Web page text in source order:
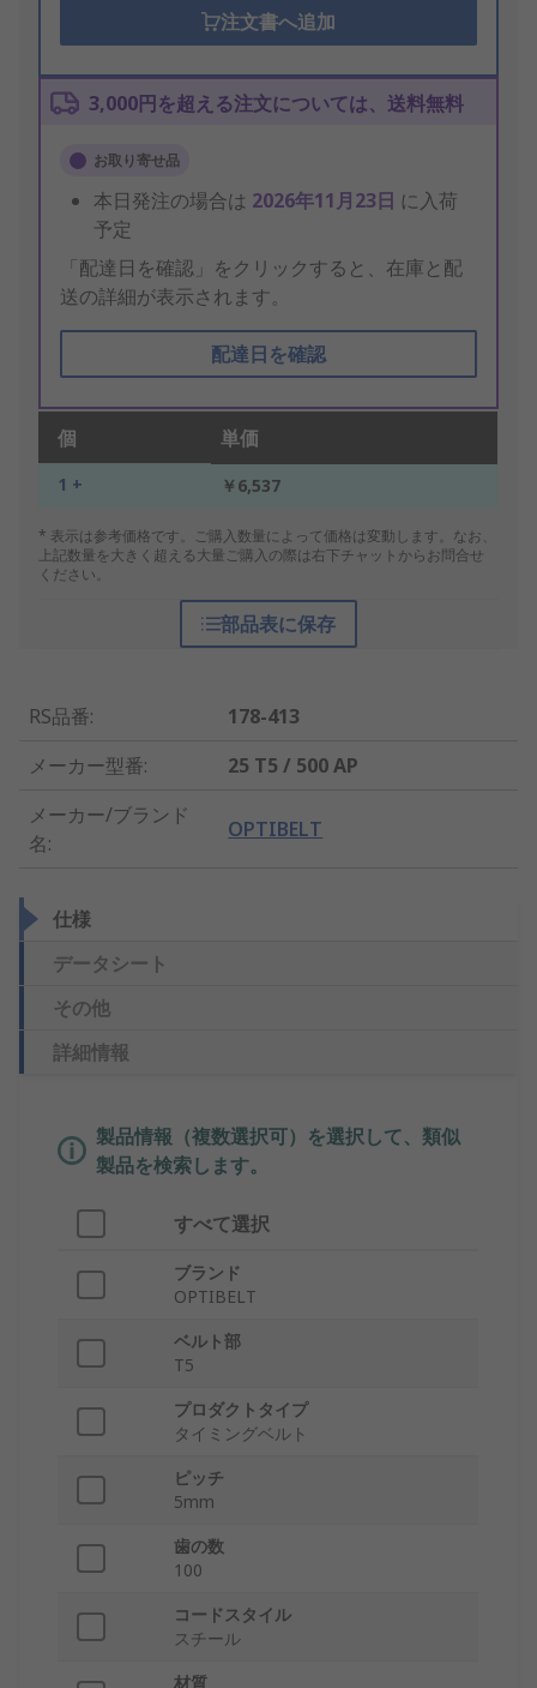
注文書へ追加
3,000円を超える注文については、送料無料
お取り寄せ品
本日発注の場合は 2026年11月23日 に入荷
予定
「配達日を確認」をクリックすると、在庫と配
送の詳細が表示されます。
配達日を確認
個 単価
1 + ￥6,537
* 表示は参考価格です。ご購入数量によって価格は変動します。なお、
上記数量を大きく超える大量ご購入の際は右下チャットからお問合せ
ください。
部品表に保存
RS品番:
178-413
メーカー型番:
25 T5 / 500 AP
メーカー/ブランド
名:
OPTIBELT
仕様
データシート
その他
詳細情報
製品情報（複数選択可）を選択して、類似
製品を検索します。
すべて選択
ブランド
OPTIBELT
ベルト部
T5
プロダクトタイプ
タイミングベルト
ピッチ
5mm
歯の数
100
コードスタイル
スチール
材質